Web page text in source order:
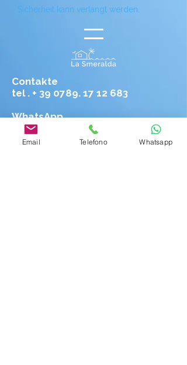
Sicherheit kann verlangt werden.
Contakte
tel . + 39 0789. 17 12 683
WhatsApp
+39 351 763 6019
Email Telefono Whatsapp